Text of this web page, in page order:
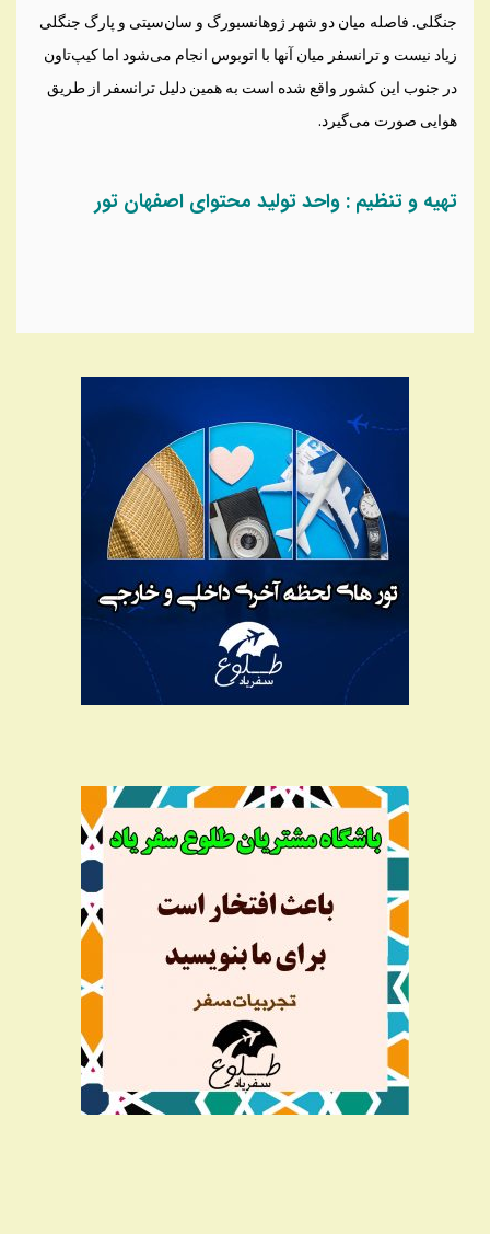
جنگلی. فاصله میان دو شهر ژوهانسبورگ و سان‌سیتی و پارگ جنگلی
زیاد نیست و ترانسفر میان آنها با اتوبوس انجام می‌شود اما کیپ‌تاون
در جنوب این کشور واقع شده است به همین دلیل ترانسفر از طریق
هوایی صورت می‌گیرد.
تهیه و تنظیم : واحد تولید محتوای اصفهان تور